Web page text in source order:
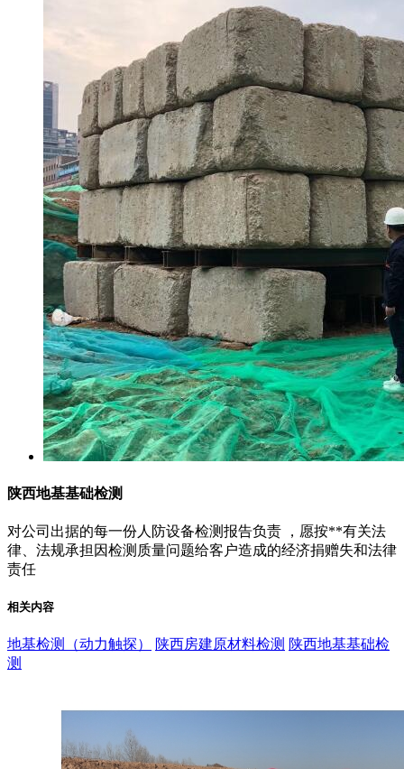
陕西地基基础检测
对公司出据的每一份人防设备检测报告负责 ，愿按**有关法
律、法规承担因检测质量问题给客户造成的经济捐赠失和法律
责任
相关内容
地基检测（动力触探） 陕西房建原材料检测 陕西地基基础检
测